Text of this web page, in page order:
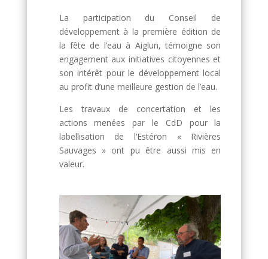
La participation du Conseil de
développement à la première édition de
la fête de l’eau à Aiglun, témoigne son
engagement aux initiatives citoyennes et
son intérêt pour le développement local
au profit d’une meilleure gestion de l’eau.
Les travaux de concertation et les
actions menées par le CdD pour la
labellisation de l‘Estéron « Rivières
Sauvages » ont pu être aussi mis en
valeur.